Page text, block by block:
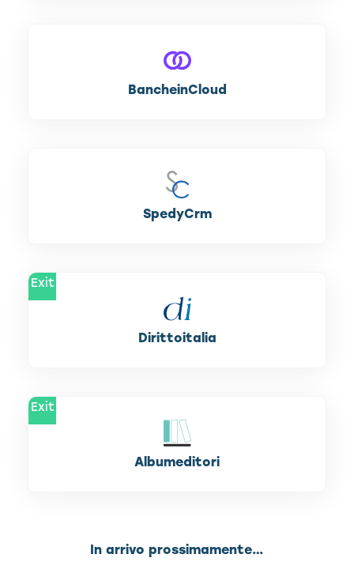
BancheinCloud
SpedyCrm
Dirittoitalia
Exit
Albumeditori
Exit
In arrivo prossimamente…